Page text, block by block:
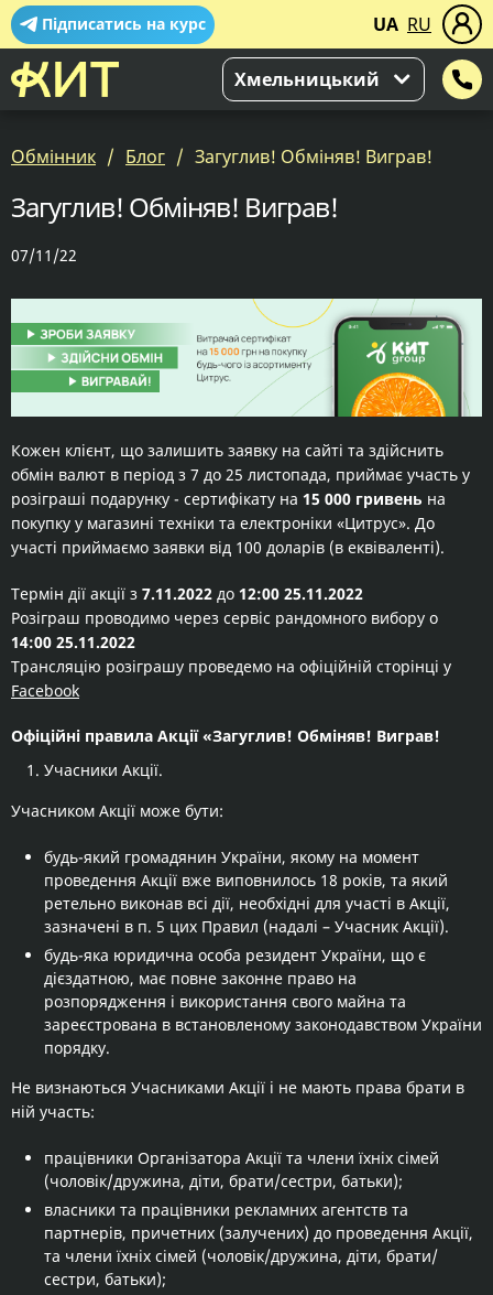
Підписатись на курс UA RU
Хмельницький
Обмінник Блог Загуглив! Обміняв! Виграв!
Загуглив! Обміняв! Виграв!
07/11/22
Кожен клієнт, що залишить заявку на сайті та здійснить
обмін валют в період з 7 до 25 листопада, приймає участь у
розіграші подарунку - сертифікату на 15 000 гривень на
покупку у магазині техніки та електроніки «Цитрус». До
участі приймаємо заявки від 100 доларів (в еквіваленті).
Термін дії акції з 7.11.2022 до 12:00 25.11.2022
Розіграш проводимо через сервіс рандомного вибору о
14:00 25.11.2022
Трансляцію розіграшу проведемо на офіційній сторінці у
Facebook
Офіційні правила Акції «Загуглив! Обміняв! Виграв!
Учасники Акції.
Учасником Акції може бути:
будь-який громадянин України, якому на момент
проведення Акції вже виповнилось 18 років, та який
ретельно виконав всі дії, необхідні для участі в Акції,
зазначені в п. 5 цих Правил (надалі – Учасник Акції).
будь-яка юридична особа резидент України, що є
дієздатною, має повне законне право на
розпорядження і використання свого майна та
зареєстрована в встановленому законодавством України
порядку.
Не визнаються Учасниками Акції і не мають права брати в
ній участь:
працівники Організатора Акції та члени їхніх сімей
(чоловік/дружина, діти, брати/сестри, батьки);
власники та працівники рекламних агентств та
партнерів, причетних (залучених) до проведення Акції,
та члени їхніх сімей (чоловік/дружина, діти, брати/
сестри, батьки);